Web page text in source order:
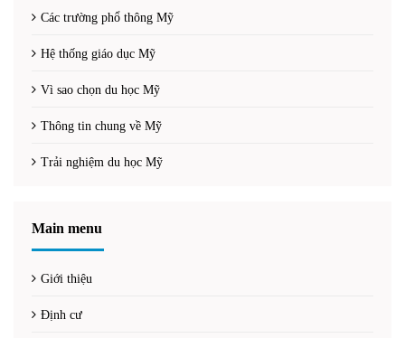
Các trường phổ thông Mỹ
Hệ thống giáo dục Mỹ
Vì sao chọn du học Mỹ
Thông tin chung về Mỹ
Trải nghiệm du học Mỹ
Main menu
Giới thiệu
Định cư